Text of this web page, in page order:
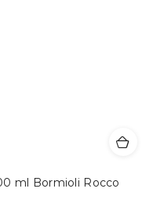
ml Bormioli Rocco